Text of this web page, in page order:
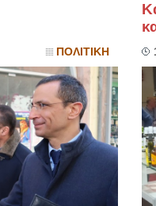
ΠΟΛΙΤΙΚΗ